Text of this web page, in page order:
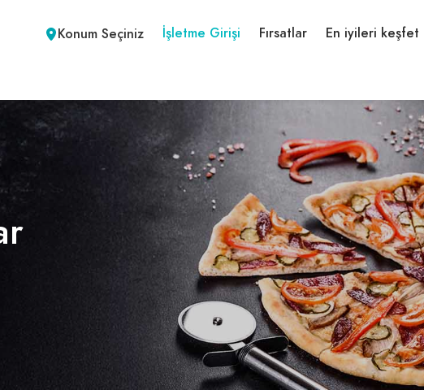
Konum Seçiniz İşletme Girişi Fırsatlar En iyileri keşfet